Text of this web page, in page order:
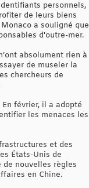
personnels,
de leurs biens
a souligné que
d'outre-mer.
absolument rien à
de museler la
chercheurs de
février, il a adopté
les menaces les
et des
États-Unis de
nouvelles règles
en Chine.